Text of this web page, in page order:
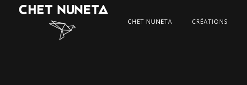
CHET NUNETA CRÉATIONS